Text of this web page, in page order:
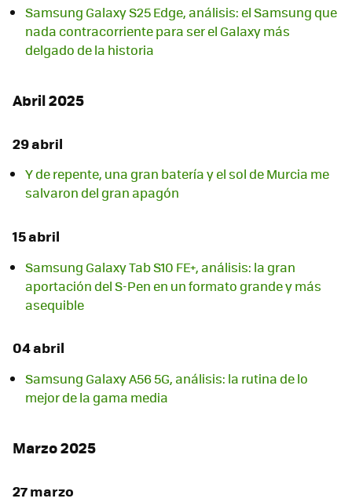
Samsung Galaxy S25 Edge, análisis: el Samsung que
nada contracorriente para ser el Galaxy más
delgado de la historia
Abril 2025
29 abril
Y de repente, una gran batería y el sol de Murcia me
salvaron del gran apagón
15 abril
Samsung Galaxy Tab S10 FE+, análisis: la gran
aportación del S-Pen en un formato grande y más
asequible
04 abril
Samsung Galaxy A56 5G, análisis: la rutina de lo
mejor de la gama media
Marzo 2025
27 marzo